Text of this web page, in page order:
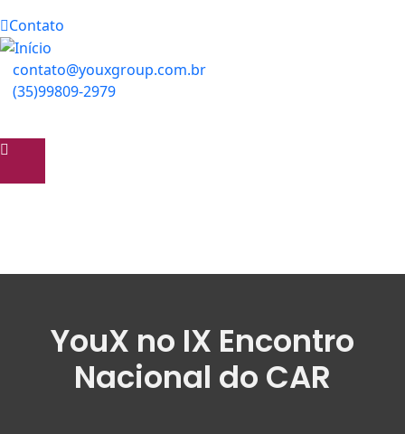
Contato
contato@youxgroup.com.br
(35)99809-2979
YouX no IX Encontro
Nacional do CAR